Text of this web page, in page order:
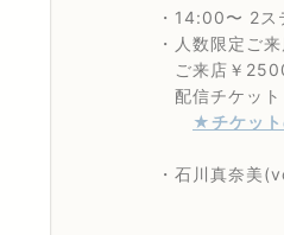
・14:00〜 2ス
・人数限定ご来
ご来店￥
配信チケット
★チケッ
・石川真奈美